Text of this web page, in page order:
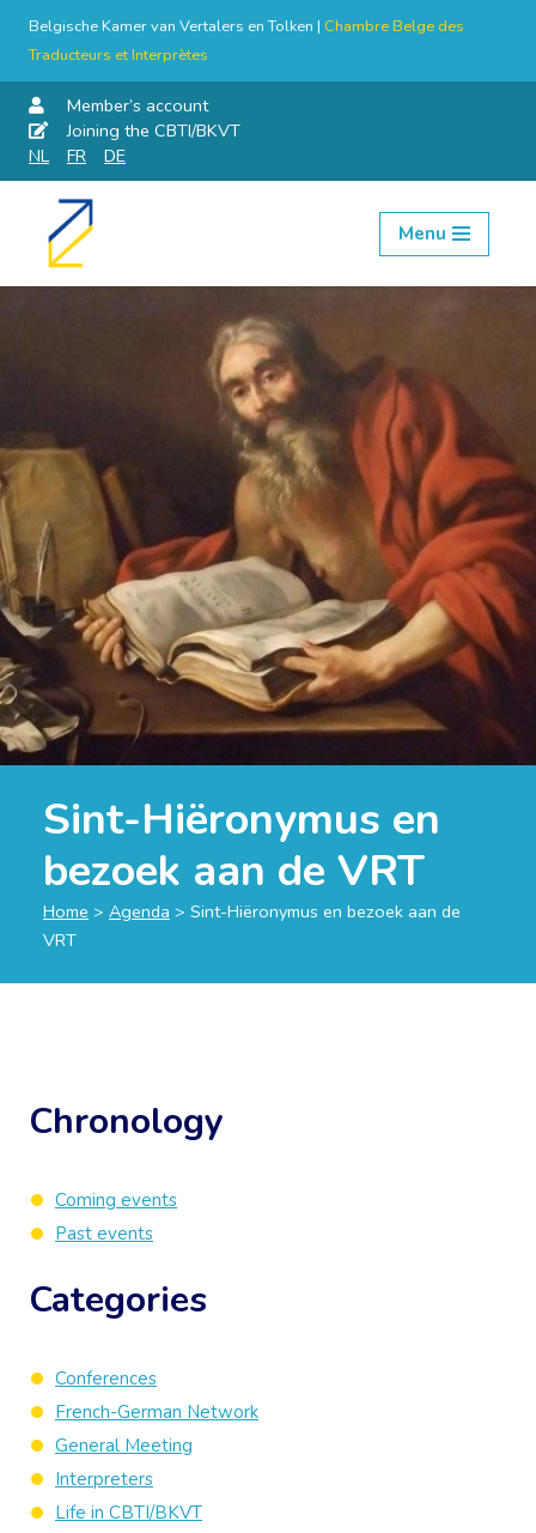
Belgische Kamer van Vertalers en Tolken | Chambre Belge des
Traducteurs et Interprètes
Member’s account
Joining the CBTI/BKVT
NL
FR DE
Skip
Menu
Sint-Hiëronymus en
bezoek aan de VRT
Home > Agenda > Sint-Hiëronymus en bezoek aan de
VRT
Chronology
Coming events
Past events
Categories
Conferences
French-German Network
General Meeting
Interpreters
Life in CBTI/BKVT